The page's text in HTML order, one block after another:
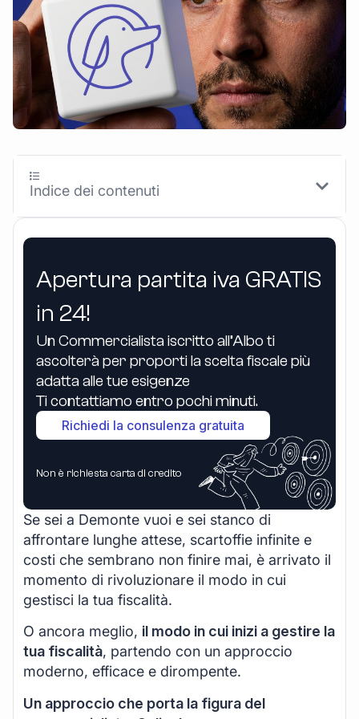
Apertura partita iva GRATIS
in 24!
Un Commercialista iscritto all’Albo ti
ascolterà per proporti la scelta fiscale più
adatta alle tue esigenze
Ti contattiamo entro pochi minuti.
Richiedi la consulenza gratuita
Non è richiesta carta di credito
Se sei a Demonte vuoi e sei stanco di
affrontare lunghe attese, scartoffie infinite e
costi che sembrano non finire mai, è arrivato il
momento di rivoluzionare il modo in cui
gestisci la tua fiscalità.
O ancora meglio, il modo in cui inizi a gestire la
tua fiscalità, partendo con un approccio
moderno, efficace e dirompente.
Un approccio che porta la figura del
Indice dei contenuti